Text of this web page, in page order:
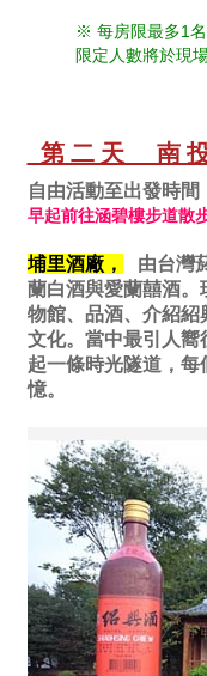
※ 每房限最多1
限定人數將於現
第二天 南
自由活動至出發時間
早起前往涵碧樓步道散
埔里酒廠，
由台灣
蘭白酒與愛蘭囍酒。
物館、品酒、介紹紹
文化。當中最引人嚮
起一條時光隧道，每
憶。